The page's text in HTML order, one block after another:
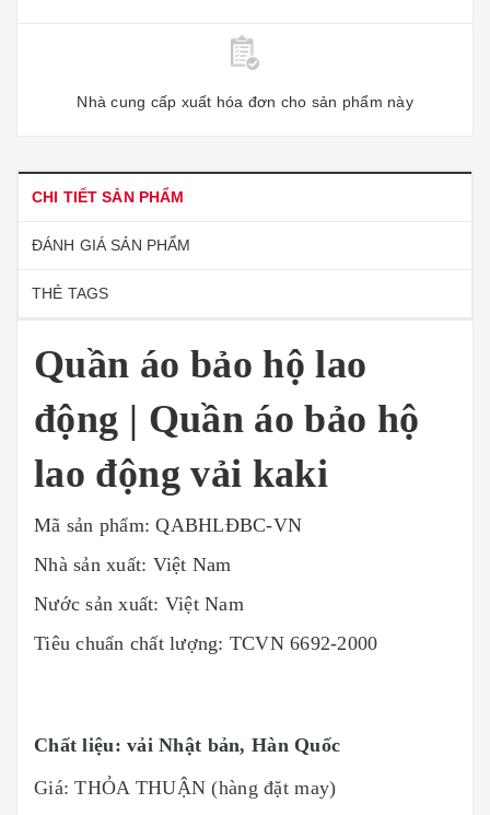
Nhà cung cấp xuất hóa đơn cho sản phẩm này
CHI TIẾT SẢN PHẨM
ĐÁNH GIÁ SẢN PHẨM
THẺ TAGS
Quần áo bảo hộ lao
động | Quần áo bảo hộ
lao động vải kaki
Mã sản phẩm: QABHLĐBC-VN
Nhà sản xuất: Việt Nam
Nước sản xuất: Việt Nam
Tiêu chuẩn chất lượng: TCVN 6692-2000
Chất liệu: vải Nhật bản, Hàn Quốc
Giá: THỎA THUẬN (hàng đặt may)